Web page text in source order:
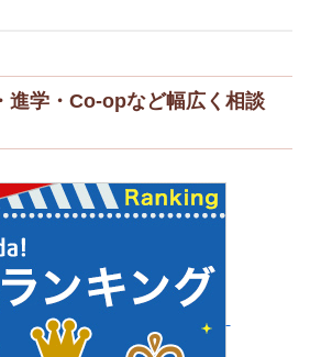
進学・Co-opなど幅広く相談